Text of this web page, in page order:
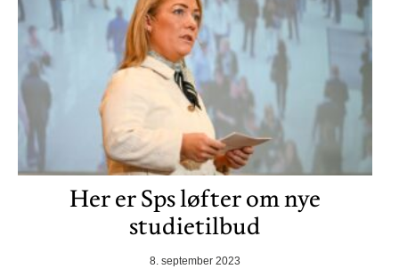
Her er Sps løfter om nye
studietilbud
8. september 2023